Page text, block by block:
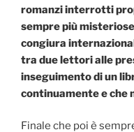
romanzi interrotti
sempre più
congiura
tra due lettori alle
inseguimento di un
continuamente e che
Finale che poi è